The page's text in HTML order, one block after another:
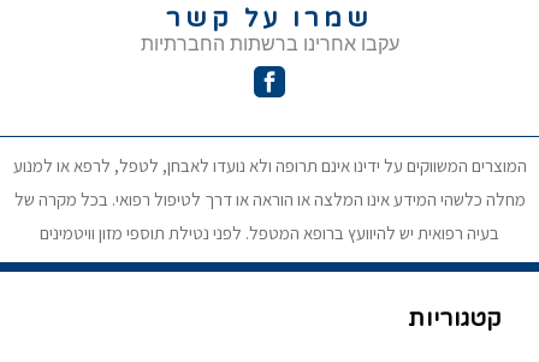
שמרו על קשר
עקבו אחרינו ברשתות החברתיות
המוצרים המשווקים על ידינו אינם תרופה ולא נועדו לאבחן, לטפל, לרפא או למנוע
מחלה כלשהי המידע אינו המלצה או הוראה או דרך לטיפול רפואי. בכל מקרה של
בעיה רפואית יש להיוועץ ברופא המטפל. לפני נטילת תוספי מזון וויטמינים
קטגוריות